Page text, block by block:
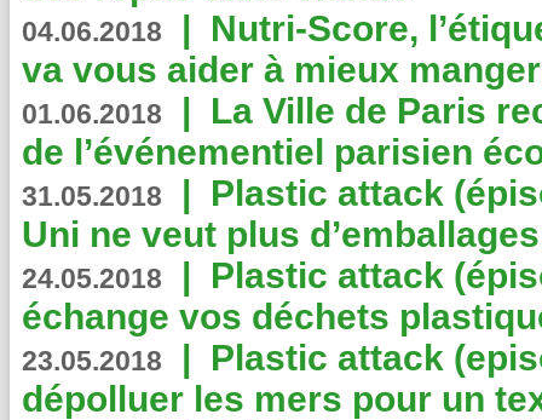
04.06.2018 | Nutri-Score,
va vous aider à mieux
01.06.2018 | La Ville de Paris
de l’événementiel parisien
31.05.2018 | Plastic attack
Uni ne veut plus
24.05.2018 | Plastic attack
échange vos déchets
23.05.2018 | Plastic attack
dépolluer les mers pour un